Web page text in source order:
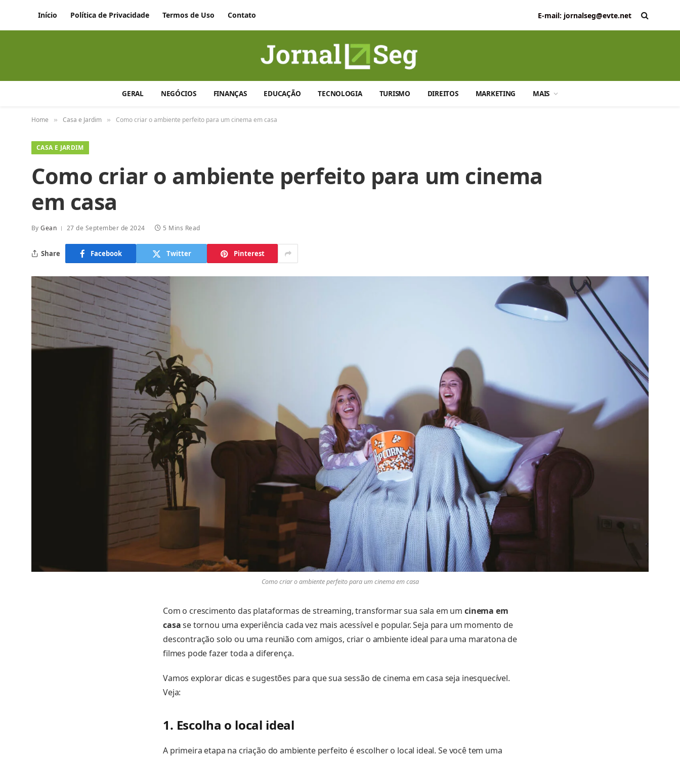
Início Política de Privacidade Termos de Uso Contato E-mail: jornalseg@evte.net
GERAL NEGÓCIOS FINANÇAS EDUCAÇÃO TECNOLOGIA TURISMO DIREITOS MARKETING MAIS
Home » Casa e Jardim » Como criar o ambiente perfeito para um cinema em casa
CASA E JARDIM
Como criar o ambiente perfeito para um cinema
em casa
By Gean 27 de September de 2024 5 Mins Read
Share Facebook Twitter Pinterest
Como criar o ambiente perfeito para um cinema em casa
Com o crescimento das plataformas de streaming, transformar sua sala em um cinema em
casase tornou uma experiência cada vez mais acessível e popular. Seja para um momento de
descontração solo ou uma reunião com amigos, criar o ambiente ideal para uma maratona de
filmes pode fazer toda a diferença.
Vamos explorar dicas e sugestões para que sua sessão de cinema em casa seja inesquecível.
Veja:
1. Escolha o local ideal
A primeira etapa na criação do ambiente perfeito é escolher o local ideal. Se você tem uma